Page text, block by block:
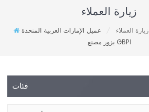
زيارة العملاء
زيارة العملاء
عميل الإمارات العربية المتحدة
يزور مصنع GBPI
فئات